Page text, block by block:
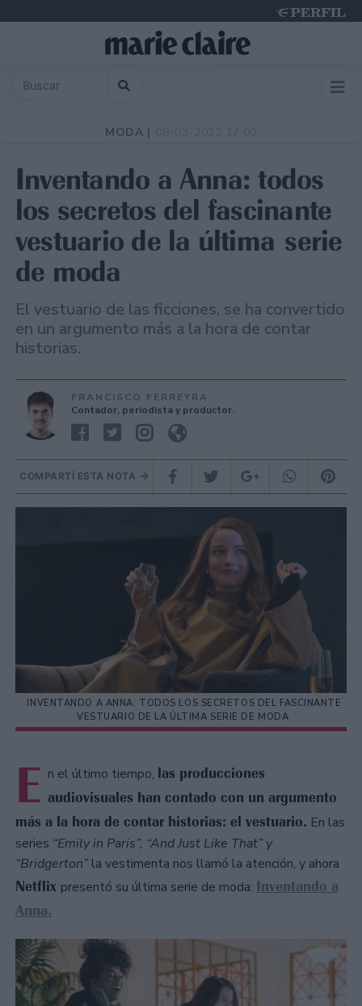
MODA |
Inventando a Anna: todos
los secretos del fascinante
vestuario de la última serie
de moda
El vestuario de las ficciones, se ha convertido
en un argumento más a la hora de contar
historias.
FRANCISCO FERREYRA
Contador, periodista y productor.
COMPARTÍ ESTA NOTA
INVENTANDO A ANNA: TODOS LOS SECRETOS DEL FASCINANTE
VESTUARIO DE LA ÚLTIMA SERIE DE MODA
E n el último tiempo, las producciones
audiovisuales han contado con un argumento
más a la hora de contar historias: el vestuario. En las
series “Emily in Paris”, “And Just Like That” y
“Bridgerton”la vestimenta nos llamó la atención, y ahora
Netflix presentó su última serie de moda: Inventando a
Anna.